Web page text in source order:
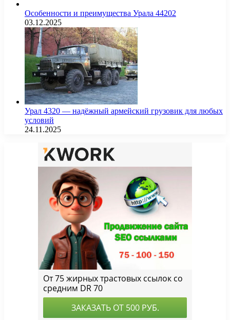
Особенности и преимущества Урала 44202
03.12.2025
Урал 4320 — надёжный армейский грузовик для любых
условий
24.11.2025